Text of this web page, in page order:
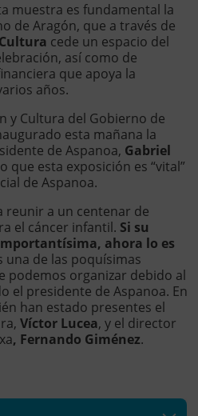
muestra es fundamental la
de Aragón, que a través de
cede un espacio del
así como de
que apoya la
años.
y Cultura del Gobierno de
esta mañana la
de Aspanoa, Gabriel
que esta exposición es “vital”
de Aspanoa.
reunir a un centenar de
el cáncer infantil. Si su
ahora lo es
una de las poquísimas
podemos organizar debido al
el presidente de Aspanoa. En
han estado presentes el
Víctor Lucea, y el director
, Fernando Giménez.